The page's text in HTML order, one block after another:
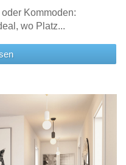
Kommoden:
wo Platz...